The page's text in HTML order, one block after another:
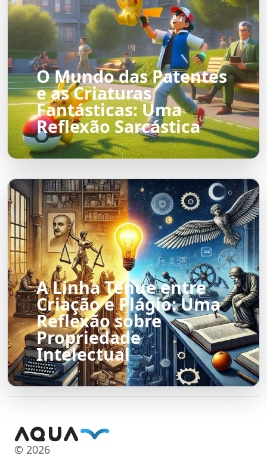
O Mundo das Patentes
e as Criaturas
Fantásticas: Uma
Reflexão Sarcástica
A Linha Tênue entre
Criação e Plágio: Uma
Reflexão sobre
Propriedade
Intelectual
© 2026